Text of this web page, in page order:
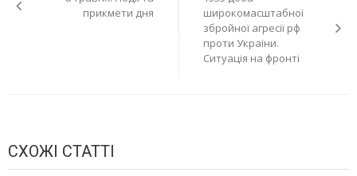
записів
прикмети дня
широкомасштабної
збройної агресії рф
проти України.
Ситуація на фронті
СХОЖІ СТАТТІ